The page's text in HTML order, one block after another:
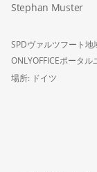
Stephan Muster
SPDヴァルツフート地
ONLYOFFICEポータル
場所: ドイツ